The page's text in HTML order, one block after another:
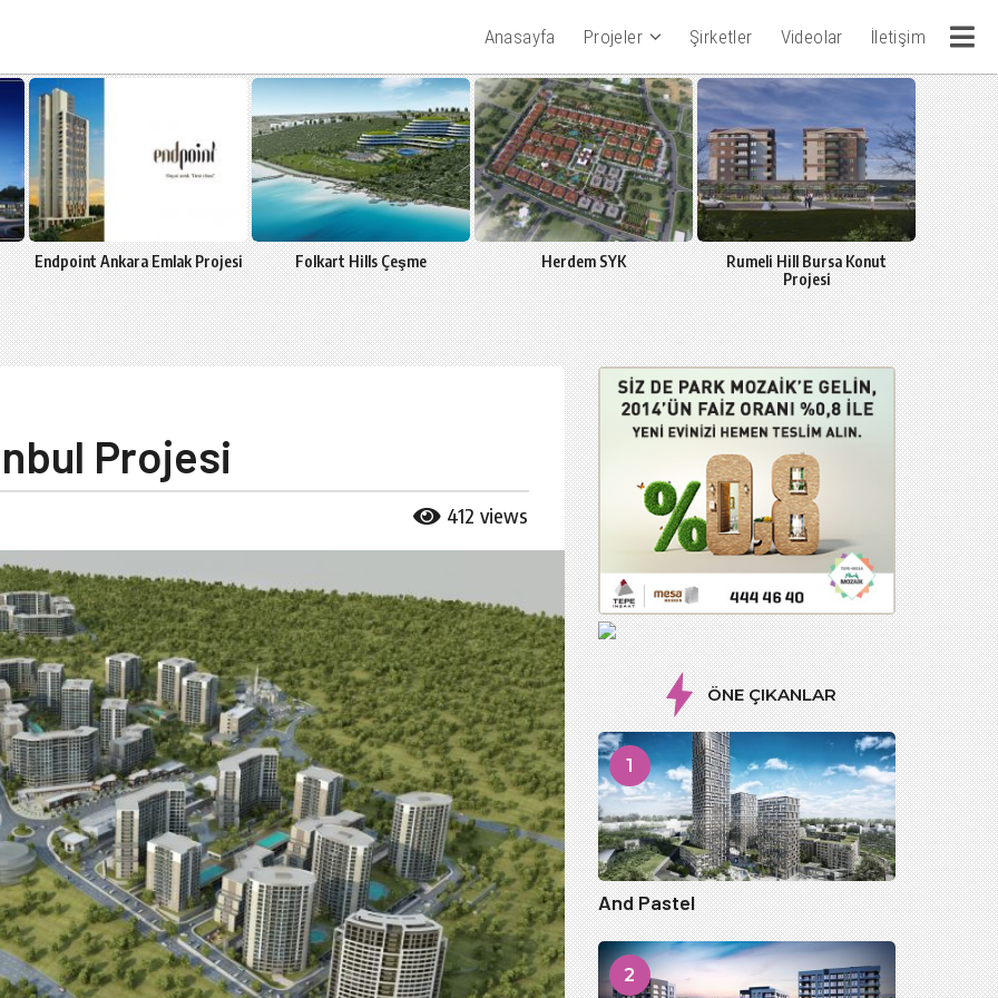
Anasayfa Projeler Şirketler Videolar İletişim
Endpoint Ankara Emlak Projesi Folkart Hills Çeşme Herdem SYK
Rumeli Hill Bursa Konut
Projesi
Colorist
Projesi
412 views
ÖNE ÇIKANLAR
1
And Pastel
2